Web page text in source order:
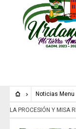
Noticias Menu
LA PROCESIÓN Y MISA